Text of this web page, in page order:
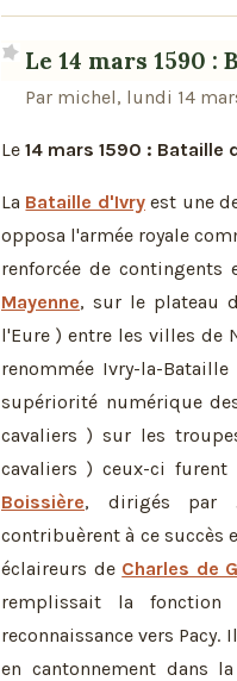
Le 14 mars 1590
Par michel, lundi 14
Le 14 mars 1590 : Bataille
La Bataille d'Ivryest une
opposa l'armée royale
renforcée de
Mayenne, sur le plateau
l'Eure ) entre les villes de
renommée Ivry-la-
supériorité numérique
cavaliers ) sur les
cavaliers ) ceux-ci
Boissière, dirigés par
contribuèrent à ce succès
éclaireurs de Charles de
remplissait la
reconnaissance vers
en cantonnement dans